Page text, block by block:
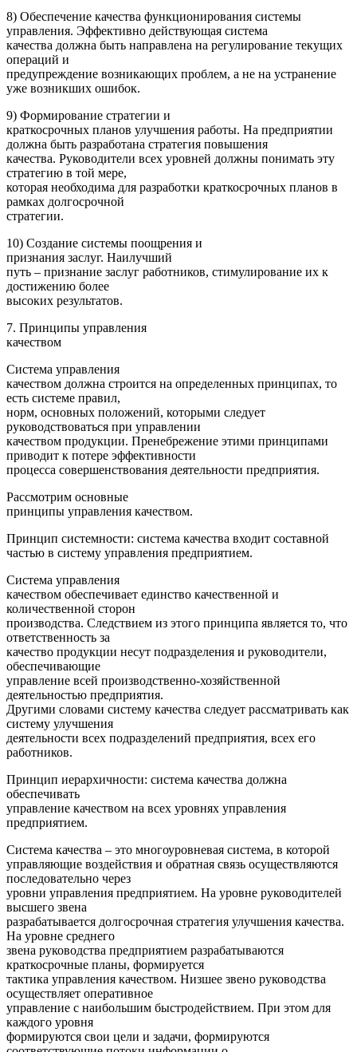
8) Обеспечение качества функционирования системы
управления. Эффективно действующая система
качества должна быть направлена на регулирование текущих
операций и
предупреждение возникающих проблем, а не на устранение
уже возникших ошибок.
9) Формирование стратегии и
краткосрочных планов улучшения работы. На предприятии
должна быть разработана стратегия повышения
качества. Руководители всех уровней должны понимать эту
стратегию в той мере,
которая необходима для разработки краткосрочных планов в
рамках долгосрочной
стратегии.
10) Создание системы поощрения и
признания заслуг. Наилучший
путь – признание заслуг работников, стимулирование их к
достижению более
высоких результатов.
7. Принципы управления
качеством
Система управления
качеством должна строится на определенных принципах, то
есть системе правил,
норм, основных положений, которыми следует
руководствоваться при управлении
качеством продукции. Пренебрежение этими принципами
приводит к потере эффективности
процесса совершенствования деятельности предприятия.
Рассмотрим основные
принципы управления качеством.
Принцип системности: система качества входит составной
частью в систему управления предприятием.
Система управления
качеством обеспечивает единство качественной и
количественной сторон
производства. Следствием из этого принципа является то, что
ответственность за
качество продукции несут подразделения и руководители,
обеспечивающие
управление всей производственно-хозяйственной
деятельностью предприятия.
Другими словами систему качества следует рассматривать как
систему улучшения
деятельности всех подразделений предприятия, всех его
работников.
Принцип иерархичности: система качества должна
обеспечивать
управление качеством на всех уровнях управления
предприятием.
Система качества – это многоуровневая система, в которой
управляющие воздействия и обратная связь осуществляются
последовательно через
уровни управления предприятием. На уровне руководителей
высшего звена
разрабатывается долгосрочная стратегия улучшения качества.
На уровне среднего
звена руководства предприятием разрабатываются
краткосрочные планы, формируется
тактика управления качеством. Низшее звено руководства
осуществляет оперативное
управление с наибольшим быстродействием. При этом для
каждого уровня
формируются свои цели и задачи, формируются